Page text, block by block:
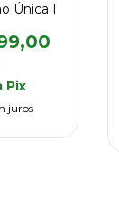
Única I
Pix
juros